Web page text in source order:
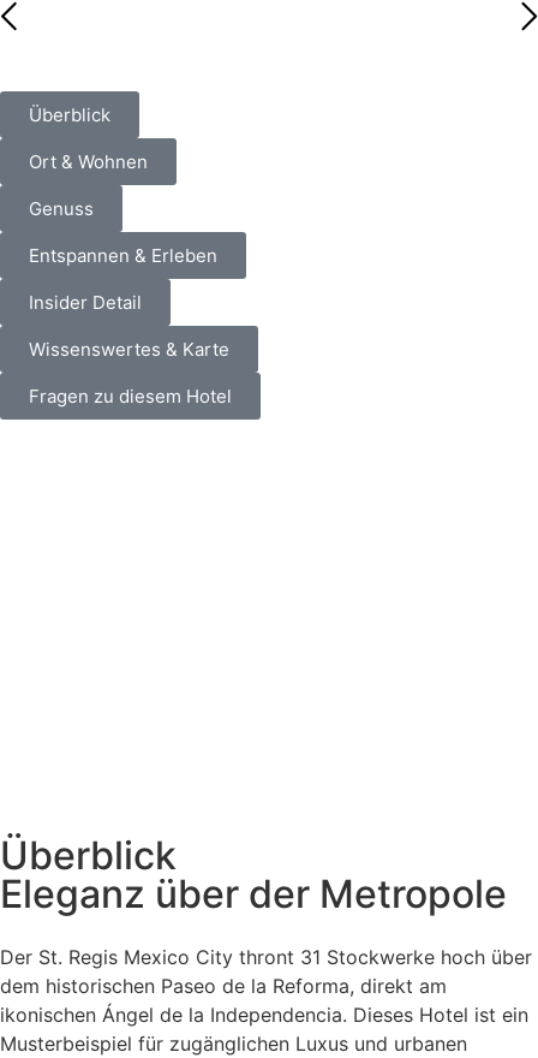
Überblick
Ort & Wohnen
Genuss
Entspannen & Erleben
Insider Detail
Wissenswertes & Karte
Fragen zu diesem Hotel
Überblick
Eleganz über der Metropole
Der St. Regis Mexico City thront 31 Stockwerke hoch über
dem historischen Paseo de la Reforma, direkt am
ikonischen Ángel de la Independencia. Dieses Hotel ist ein
Musterbeispiel für zugänglichen Luxus und urbanen